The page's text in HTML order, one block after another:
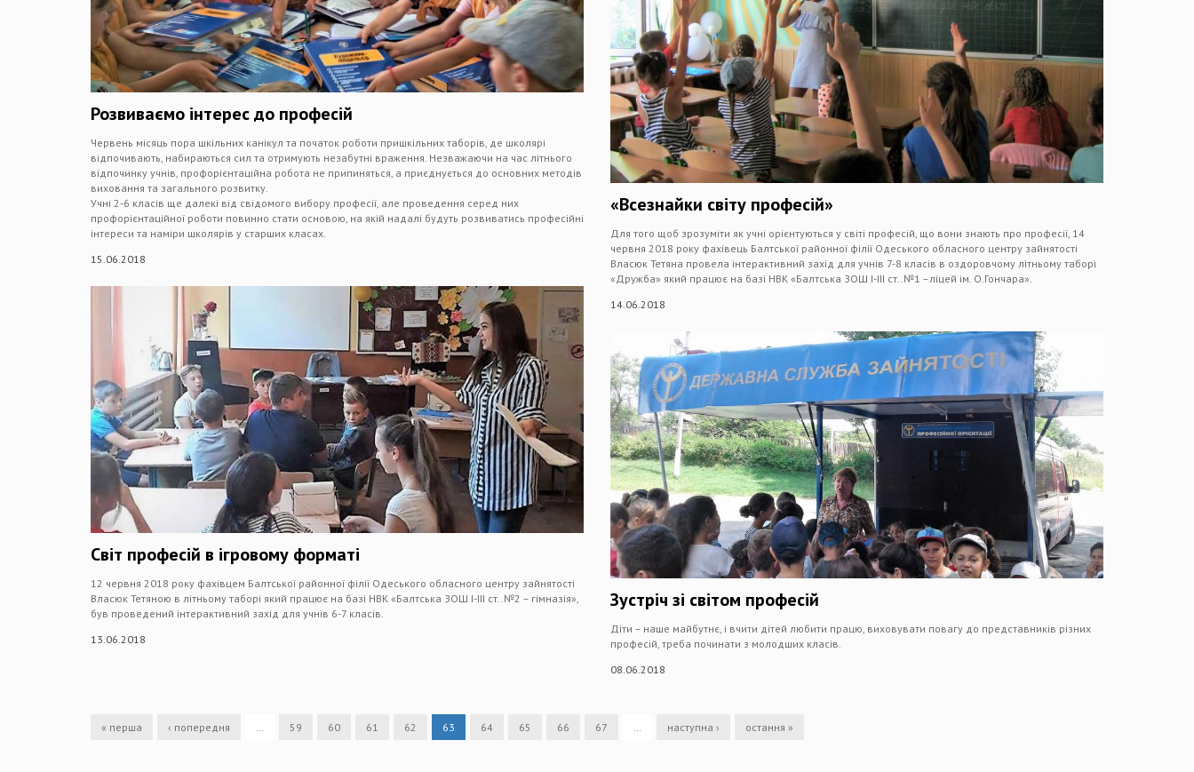
Розвиваємо інтерес до професій
Червень місяць пора шкільних канікул та початок роботи пришкільних таборів, де школярі
відпочивають, набираються сил та отримують незабутні враження. Незважаючи на час літнього
відпочинку учнів, профорієнтаційна робота не припиняться, а приєднується до основних методів
виховання та загального розвитку.
Учні 2-6 класів ще далекі від свідомого вибору професії, але проведення серед них
профорієнтаційної роботи повинно стати основою, на якій надалі будуть розвиватись професійні
інтереси та наміри школярів у старших класах.
15.06.2018
Світ професій в ігровому форматі
12 червня 2018 року фахівцем Балтської районної філії Одеського обласного центру зайнятості
Власюк Тетяною в літньому таборі який працює на базі НВК «Балтська ЗОШ І-ІІІ ст..№2 – гімназія»,
був проведений інтерактивний захід для учнів 6-7 класів.
13.06.2018
«Всезнайки світу професій»
Для того щоб зрозуміти як учні орієнтуються у світі професій, що вони знають про професії, 14
червня 2018 року фахівець Балтської районної філії Одеського обласного центру зайнятості
Власюк Тетяна провела інтерактивний захід для учнів 7-8 класів в оздоровчому літньому таборі
«Дружба» який працює на базі НВК «Балтська ЗОШ І-ІІІ ст..№1 –ліцей ім. О.Гончара».
14.06.2018
Зустріч зі світом професій
Діти – наше майбутнє, і вчити дітей любити працю, виховувати повагу до представників різних
професій, треба починати з молодших класів.
08.06.2018
« перша ‹ попередня 59 60 61 62 63 64 65 66 67 наступна › остання »